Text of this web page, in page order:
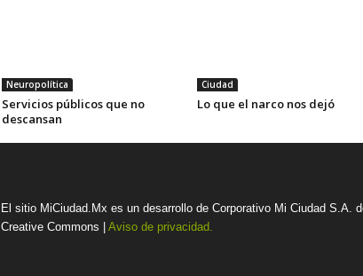
Neuropolítica
Servicios públicos que no
descansan
Ciudad
Lo que el narco nos dejó
El sitio MiCiudad.Mx es un desarrollo de Corporativo Mi Ciudad S.A.
Creative Commons | Aviso de privacidad.